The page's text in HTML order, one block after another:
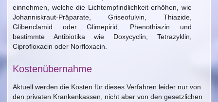
einnehmen, welche die Lichtempfindlichkeit erhöhen, wie
Johanniskraut-Präparate, Griseofulvin, Thiazide,
Glibenclamid oder Glimepirid, Phenothiazin und
bestimmte Antibiotika wie Doxycyclin, Tetrazyklin,
Ciprofloxacin oder Norfloxacin.
Kostenübernahme
Aktuell werden die Kosten für dieses Verfahren leider nur von
den privaten Krankenkassen, nicht aber von den gesetzlichen